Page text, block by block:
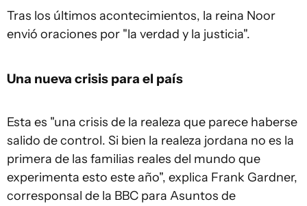
Tras los últimos acontecimientos, la reina Noor
envió oraciones por "la verdad y la justicia".
Una nueva crisis para el país
Esta es "una crisis de la realeza que parece haberse
salido de control. Si bien la realeza jordana no es la
primera de las familias reales del mundo que
experimenta esto este año", explica Frank Gardner,
corresponsal de la BBC para Asuntos de